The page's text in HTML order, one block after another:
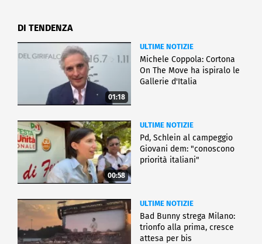
DI TENDENZA
01:18
ULTIME NOTIZIE
Michele Coppola: Cortona
On The Move ha ispiralo le
Gallerie d'Italia
00:58
ULTIME NOTIZIE
Pd, Schlein al campeggio
Giovani dem: "conoscono
priorità italiani"
ULTIME NOTIZIE
Bad Bunny strega Milano:
trionfo alla prima, cresce
attesa per bis